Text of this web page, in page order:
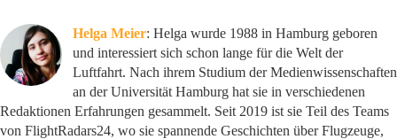
Helga Meier: Helga wurde 1988 in Hamburg geboren
und interessiert sich schon lange für die Welt der
Luftfahrt. Nach ihrem Studium der Medienwissenschaften
an der Universität Hamburg hat sie in verschiedenen
Redaktionen Erfahrungen gesammelt. Seit 2019 ist sie Teil des Teams
von FlightRadars24, wo sie spannende Geschichten über Flugzeuge,